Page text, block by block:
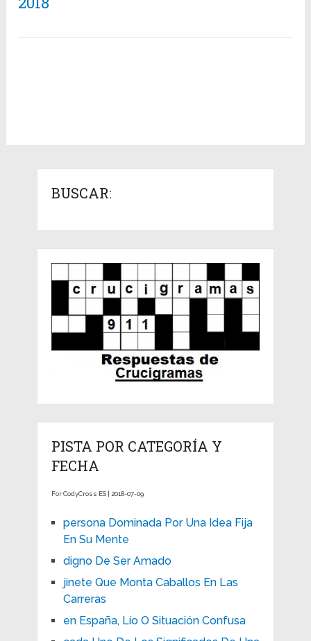
BUSCAR:
PISTA POR CATEGORÍA Y
FECHA
For CodyCross ES | 2018-07-09
persona Dominada Por Una Idea Fija
En Su Mente
digno De Ser Amado
jinete Que Monta Caballos En Las
Carreras
en España, Lío O Situación Confusa